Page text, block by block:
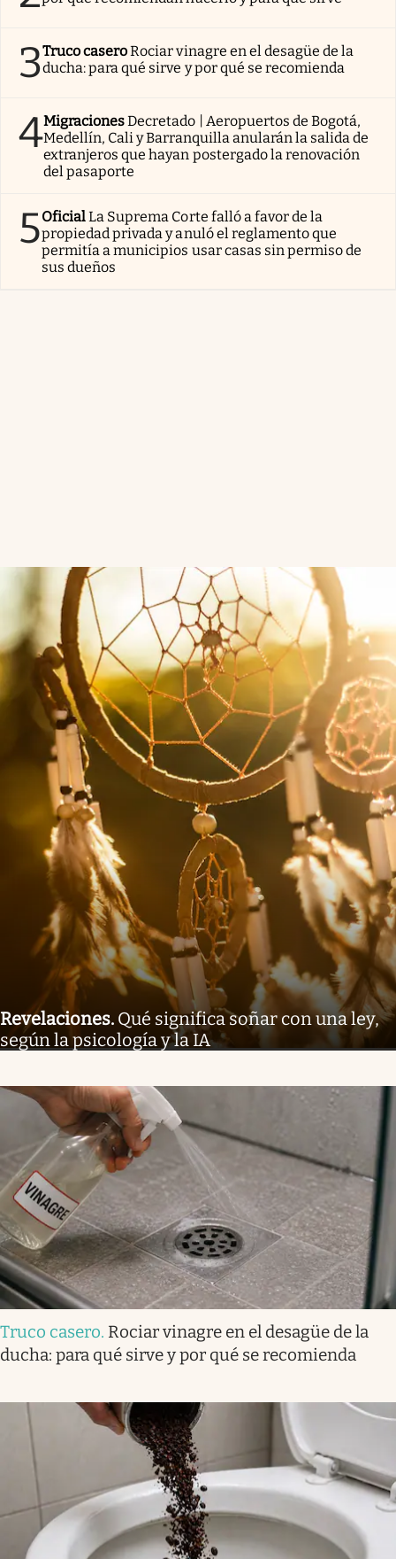
3Truco caseroRociar vinagre en el desagüe de la
ducha: para qué sirve y por qué se recomienda
4MigracionesDecretado | Aeropuertos de Bogotá,
Medellín, Cali y Barranquilla anularán la salida de
extranjeros que hayan postergado la renovación
del pasaporte
5OficialLa Suprema Corte falló a favor de la
propiedad privada y anuló el reglamento que
permitía a municipios usar casas sin permiso de
sus dueños
Revelaciones. Qué significa soñar con una ley,
según la psicología y la IA
Truco casero. Rociar vinagre en el desagüe de la
ducha: para qué sirve y por qué se recomienda